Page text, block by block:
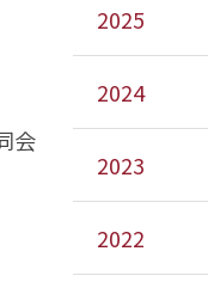
会
2025
2024
2023
2022